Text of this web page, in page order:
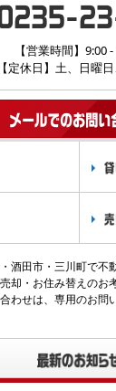
【営業時間】9:00
【定休日】土、日曜
酒田市・三川町で不
却・お住み替えのお
わせは、専用のお問